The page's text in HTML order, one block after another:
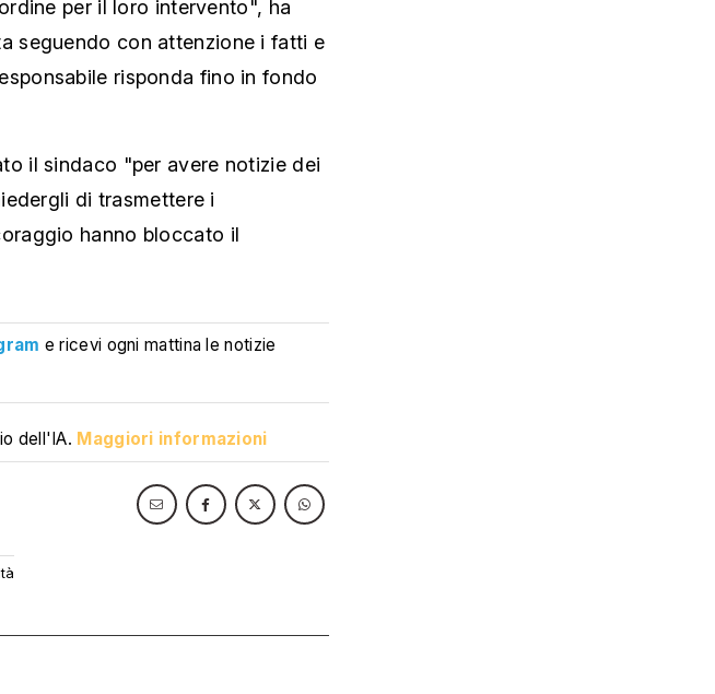
per il loro intervento", ha
seguendo con attenzione i fatti e
risponda fino in fondo
il sindaco "per avere notizie dei
di trasmettere i
hanno bloccato il
e ricevi ogni mattina le notizie
dell'IA. Maggiori informazioni